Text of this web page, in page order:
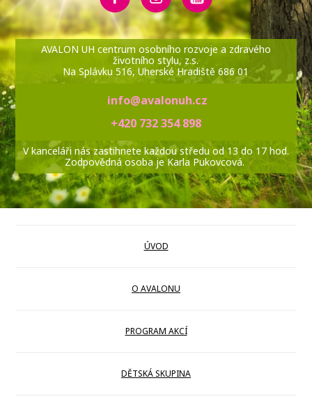
AVALON UH centrum osobního rozvoje a zdravého
životního stylu, z.s.
Na Splávku 516, Uherské Hradiště 686 01
info@avalonuh.cz
+420 732 354 898
V kanceláři nás zastihnete každou středu od 13 do 17 hod.
Zodpovědná osoba je Karla Pukovcová.
ÚVOD
O AVALONU
PROGRAM AKCÍ
DĚTSKÁ SKUPINA